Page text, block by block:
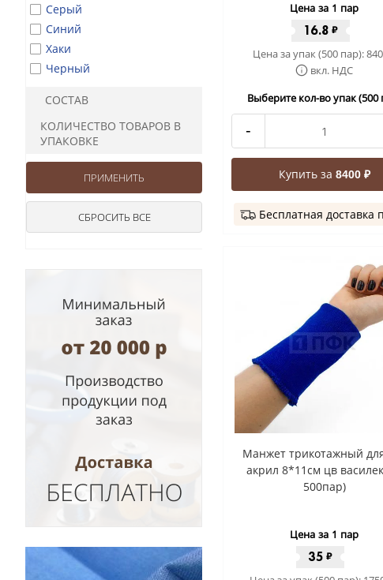
Серый
Синий
Хаки
Черный
СОСТАВ
КОЛИЧЕСТВО ТОВАРОВ В
УПАКОВКЕ
Цена за 1 пар
16.8 ₽
Цена за упак (500 пар):
вкл. НДС
Выберите кол-во упак (500
-
Купить за 8400 ₽
Бесплатная доставка
Манжет трикотажный
акрил 8*11см цв
500пар)
Цена за 1 пар
35 ₽